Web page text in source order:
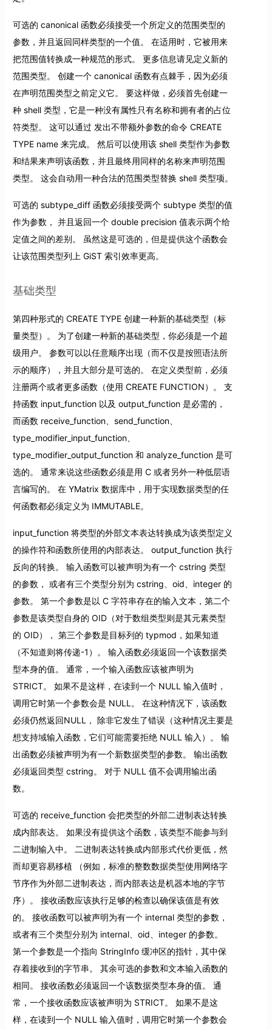
可选的 canonical 函数必须接受一个所定义的范围类型的
参数，并且返回同样类型的一个值。 在适用时，它被用来
把范围值转换成一种规范的形式。 更多信息请见定义新的
范围类型。 创建一个 canonical 函数有点棘手，因为必须
在声明范围类型之前定义它。 要这样做，必须首先创建一
种 shell 类型，它是一种没有属性只有名称和拥有者的占位
符类型。 这可以通过 发出不带额外参数的命令 CREATE
TYPE name 来完成。 然后可以使用该 shell 类型作为参数
和结果来声明该函数，并且最终用同样的名称来声明范围
类型。 这会自动用一种合法的范围类型替换 shell 类型项。
可选的 subtype_diff 函数必须接受两个 subtype 类型的值
作为参数， 并且返回一个 double precision 值表示两个给
定值之间的差别。 虽然这是可选的，但是提供这个函数会
让该范围类型列上 GiST 索引效率更高。
基础类型
第四种形式的 CREATE TYPE 创建一种新的基础类型（标
量类型）。 为了创建一种新的基础类型，你必须是一个超
级用户。 参数可以以任意顺序出现（而不仅是按照语法所
示的顺序），并且大部分是可选的。 在定义类型前，必须
注册两个或者更多函数（使用 CREATE FUNCTION）。 支
持函数 input_function 以及 output_function 是必需的，
而函数 receive_function、send_function、
type_modifier_input_function、
type_modifier_output_function 和 analyze_function 是可
选的。 通常来说这些函数必须是用 C 或者另外一种低层语
言编写的。 在 YMatrix 数据库中，用于实现数据类型的任
何函数都必须定义为 IMMUTABLE。
input_function 将类型的外部文本表达转换成为该类型定义
的操作符和函数所使用的内部表达。 output_function 执行
反向的转换。 输入函数可以被声明为有一个 cstring 类型
的参数， 或者有三个类型分别为 cstring、oid、integer 的
参数。 第一个参数是以 C 字符串存在的输入文本，第二个
参数是该类型自身的 OID（对于数组类型则是其元素类型
的 OID）， 第三个参数是目标列的 typmod，如果知道
（不知道则将传递-1）。 输入函数必须返回一个该数据类
型本身的值。 通常，一个输入函数应该被声明为
STRICT。 如果不是这样，在读到一个 NULL 输入值时，
调用它时第一个参数会是 NULL。 在这种情况下，该函数
必须仍然返回NULL， 除非它发生了错误（这种情况主要是
想支持域输入函数，它们可能需要拒绝 NULL 输入）。 输
出函数必须被声明为有一个新数据类型的参数。 输出函数
必须返回类型 cstring。 对于 NULL 值不会调用输出函
数。
可选的 receive_function 会把类型的外部二进制表达转换
成内部表达。 如果没有提供这个函数，该类型不能参与到
二进制输入中。 二进制表达转换成内部形式代价更低，然
而却更容易移植 （例如，标准的整数数据类型使用网络字
节序作为外部二进制表达，而内部表达是机器本地的字节
序）。 接收函数应该执行足够的检查以确保该值是有效
的。 接收函数可以被声明为有一个 internal 类型的参数，
或者有三个类型分别为 internal、oid、integer 的参数。
第一个参数是一个指向 StringInfo 缓冲区的指针，其中保
存着接收到的字节串。 其余可选的参数和文本输入函数的
相同。 接收函数必须返回一个该数据类型本身的值。 通
常，一个接收函数应该被声明为 STRICT。 如果不是这
样，在读到一个 NULL 输入值时，调用它时第一个参数会